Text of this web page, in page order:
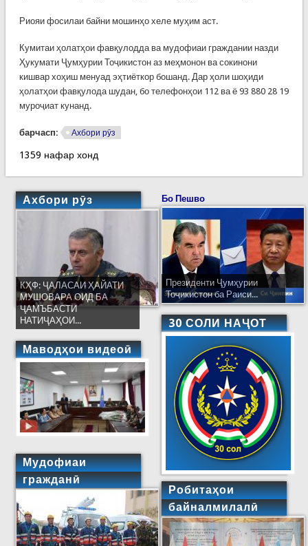
Риояи фосилаи байни мошинҳо хеле муҳим аст.
Кумитаи ҳолатҳои фавқулодда ва мудофиаи граждании назди
Ҳукумати Ҷумҳурии Тоҷикистон аз меҳмонон ва сокинони
кишвар хоҳиш менуад эҳтиёткор бошанд. Дар ҳоли шоҳиди
ҳолатҳои фавқулода шудан, бо телефонҳои 112 ва ё 93 880 28 19
муроҷиат кунанд.
барчасп: Ахбори рӯз
1359 нафар хонд
Ахбори рӯз
КҲФ: ҶАЛАСАИ ҲАЙАТИ
МУШОВАРА ОИД БА
ҶАМЪБАСТИ
НАТИҶАҲОИ...
Маводҳои видеоӣ
Мудофиаи
гражданӣ
Бо Пешво
Президенти Ҷумҳурии
Тоҷикистон ба Раиси...
30 СОЛИ НАҶОТ
Робитаҳои
байналмилалӣ